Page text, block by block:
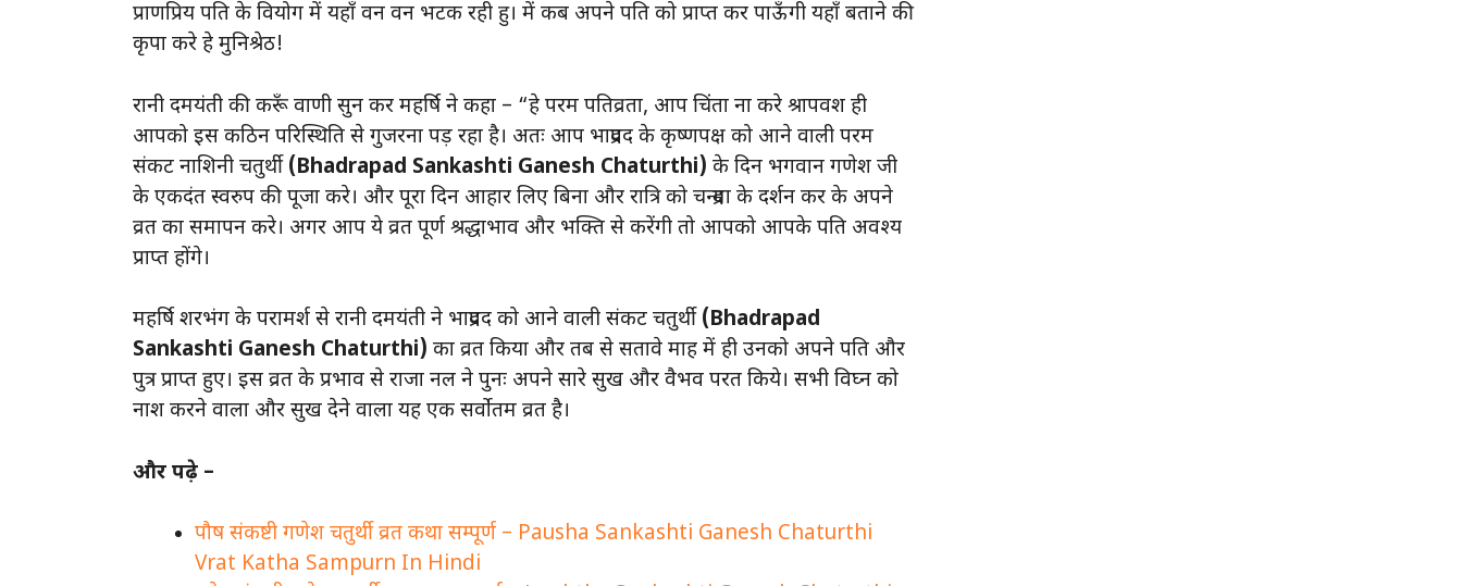
प्राणप्रिय पति के वियोग में यहाँ वन वन भटक रही हु। में कब अपने पति को प्राप्त कर पाऊँगी यहाँ बताने की
कृपा करे हे मुनिश्रेठ!
रानी दमयंती की करूँ वाणी सुन कर महर्षि ने कहा – “हे परम पतिव्रता, आप चिंता ना करे श्रापवश ही
आपको इस कठिन परिस्थिति से गुजरना पड़ रहा है। अतः आप भाद्रपद के कृष्णपक्ष को आने वाली परम
संकट नाशिनी चतुर्थी (Bhadrapad Sankashti Ganesh Chaturthi) के दिन भगवान गणेश जी
के एकदंत स्वरुप की पूजा करे। और पूरा दिन आहार लिए बिना और रात्रि को चन्द्रमा के दर्शन कर के अपने
व्रत का समापन करे। अगर आप ये व्रत पूर्ण श्रद्धाभाव और भक्ति से करेंगी तो आपको आपके पति अवश्य
प्राप्त होंगे।
महर्षि शरभंग के परामर्श से रानी दमयंती ने भाद्रपद को आने वाली संकट चतुर्थी (Bhadrapad
Sankashti Ganesh Chaturthi) का व्रत किया और तब से सतावे माह में ही उनको अपने पति और
पुत्र प्राप्त हुए। इस व्रत के प्रभाव से राजा नल ने पुनः अपने सारे सुख और वैभव परत किये। सभी विघ्न को
नाश करने वाला और सुख देने वाला यह एक सर्वोतम व्रत है।
और पढ़े –
पौष संकष्टी गणेश चतुर्थी व्रत कथा सम्पूर्ण – Pausha Sankashti Ganesh Chaturthi
Vrat Katha Sampurn In Hindi